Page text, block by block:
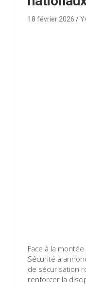
18 février 2026
Face à la
Sécurité a
de sécurisation
renforcer la